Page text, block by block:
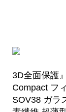
3D全面保護
Compact フ
SOV38 ガラ